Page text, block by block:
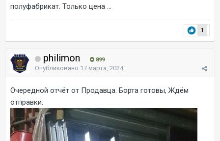
полуфабрикат. Только цена ...
1
philimon 899
Опубликовано 17 марта, 2024
Очередной отчёт от Продавца. Борта готовы, Ждём
отправки.